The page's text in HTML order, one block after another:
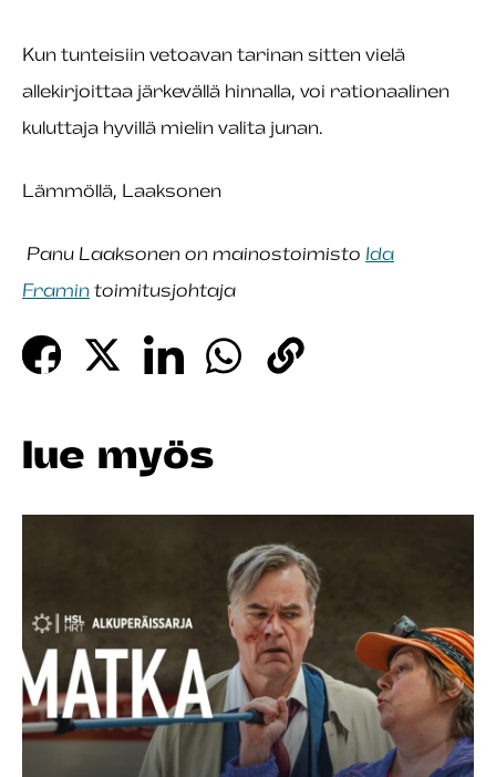
Kun tunteisiin vetoavan tarinan sitten vielä
allekirjoittaa järkevällä hinnalla, voi rationaalinen
kuluttaja hyvillä mielin valita junan.
Lämmöllä, Laaksonen
Panu Laaksonen on mainostoimisto Ida
Framin toimitusjohtaja
lue myös